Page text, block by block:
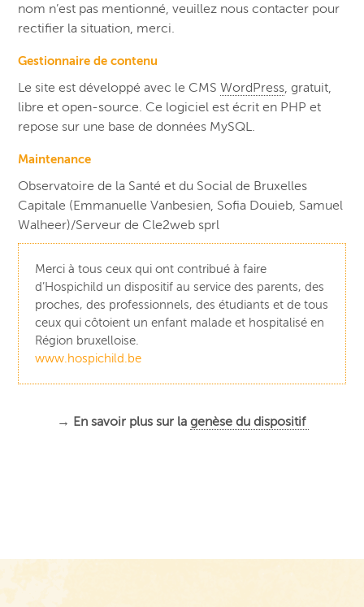
nom n’est pas mentionné, veuillez nous contacter pour
rectifier la situation, merci.
Gestionnaire de contenu
Le site est développé avec le CMSWordPress, gratuit,
libre et open-source. Ce logiciel est écrit en PHP et
repose sur une base de données MySQL.
Maintenance
Observatoire de la Santé et du Social de Bruxelles
Capitale (Emmanuelle Vanbesien, Sofia Douieb, Samuel
Walheer)/Serveur de Cle2web sprl
Merci à tous ceux qui ont contribué à faire
d’Hospichild un dispositif au service des parents, des
proches, des professionnels, des étudiants et de tous
ceux qui côtoient un enfant malade et hospitalisé en
Région bruxelloise.
www.hospichild.be
→ En savoir plus sur lagenèse du dispositif